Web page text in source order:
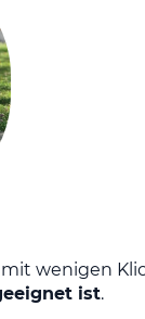
wenigen
ist.